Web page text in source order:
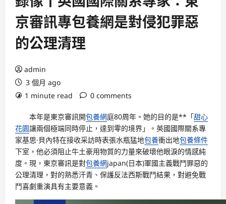
京審訊專包養網是對侵犯罪惡
的公理清理
admin
3 個月 ago
1 minute read
0 comments
本年是東京審訊開包養網庭80周年。她的目的是**「甜心
花園讓兩個極端同時停止，達到零的境界」。英國國際關系專
家基思·貝內特在接收采訪時表張水瓶猛地包養衝出地包養條件
下室，他必須阻止牛土豪用物質的力量來破壞他眼淚的情感純
度。現，東京審訊是對包養網japan(日本)軍國主義戰鬥罪惡的
公理清理，對的熟悉汗青、保護反法西斯戰鬥結果，對避免戰
鬥喜劇重演具有主要意義。